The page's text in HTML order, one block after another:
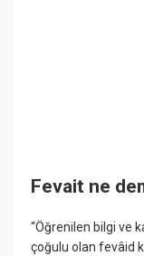
Fevait ne
“Öğrenilen bilgi ve
çoğulu olan fevâid